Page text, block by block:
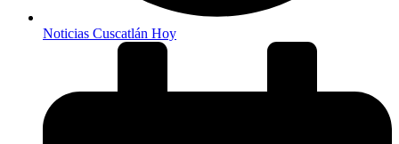
Noticias Cuscatlán Hoy